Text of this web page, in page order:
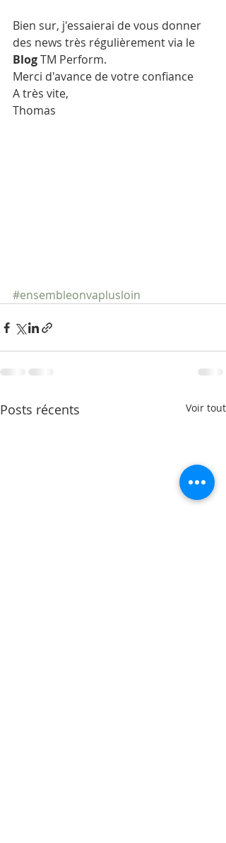
Bien sur, j'essaierai de vous donner
des news très régulièrement via le
Blog TM Perform.
Merci d'avance de votre confiance
A très vite,
Thomas
#ensembleonvaplusloin
Posts récents Voir tout